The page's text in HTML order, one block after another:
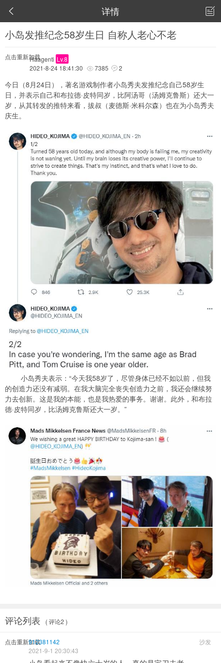
 详情 
小岛发推纪念58岁生日 自称人老心不老
点击重新加载Haagenti Lv.8
2021-8-24 18:41:30
 7385  2
今日（8月24日），著名游戏制作者小岛秀夫发推纪念自己58岁生
日，并表示自己和布拉德·皮特同岁，比阿汤哥（汤姆克鲁斯）还大一
岁，从其转发的推特来看，拔叔（麦德斯·米科尔森）也在为小岛秀夫
庆生。
小岛秀夫表示：“今天我58岁了，尽管身体已经不如以前，但我
的创造力还没有减弱。在我大脑完全丧失创造力之前，我还会继续努
力去创新。这是我的本能，也是我热爱的事务。谢谢。此外，和布拉
德·皮特同岁，比汤姆克鲁斯还大一岁。”
评论列表 ( 评论2 )
点击重新加载 沙发
912381142
2021-9-1 20:30:43